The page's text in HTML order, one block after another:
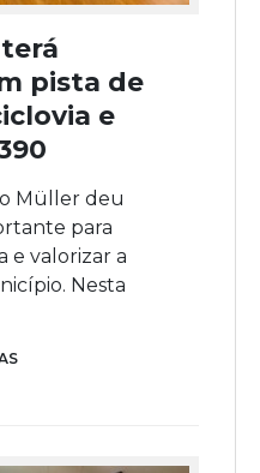
pista de
e
Müller deu
para
e valorizar a
Nesta